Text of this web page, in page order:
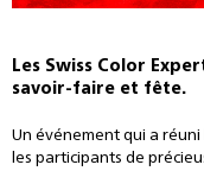
Les Swiss Color
savoir-faire et fête.
Un événement qui a
les participants de